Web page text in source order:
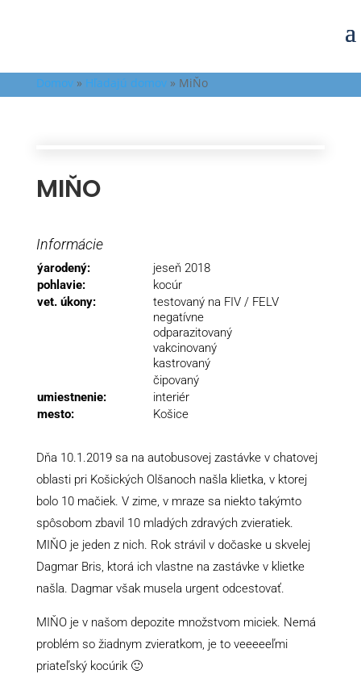
Domov» Hľadajú domov» MiŇo
MIŇO
Informácie
ýarodený:
jeseň 2018
pohlavie:
kocúr
vet. úkony:
testovaný na FIV / FELV
negatívne
odparazitovaný
vakcinovaný
kastrovaný
čipovaný
umiestnenie:
interiér
mesto:
Košice
Dňa 10.1.2019 sa na autobusovej zastávke v chatovej
oblasti pri Košických Olšanoch našla klietka, v ktorej
bolo 10 mačiek. V zime, v mraze sa niekto takýmto
spôsobom zbavil 10 mladých zdravých zvieratiek.
MIŇO je jeden z nich. Rok strávil v dočaske u skvelej
Dagmar Bris, ktorá ich vlastne na zastávke v klietke
našla. Dagmar však musela urgent odcestovať.
MIŇO je v našom depozite množstvom miciek. Nemá
problém so žiadnym zvieratkom, je to veeeeeľmi
priateľský kocúrik 🙂